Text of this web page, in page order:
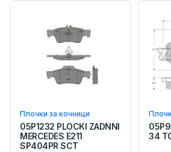
Плочки за кочници
05P1232 PLOCKI ZADNNI
MERCEDES E211
SP404PR SCT
34